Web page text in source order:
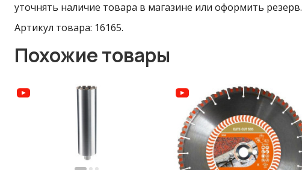
уточнять наличие товара в магазине или оформить резерв.
Артикул товара: 16165.
Похожие товары